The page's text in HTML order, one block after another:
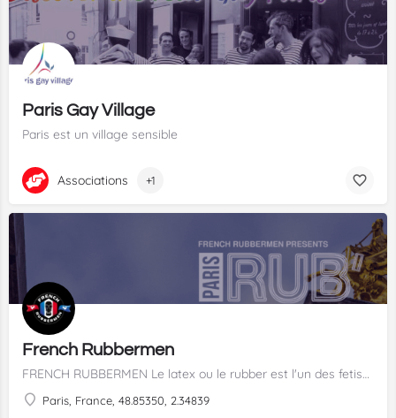
Paris Gay Village
Paris est un village sensible
Associations +1
French Rubbermen
FRENCH RUBBERMEN Le latex ou le rubber est l'un des fetish les plus répandus à travers le monde. La…
Paris, France, 48.85350, 2.34839